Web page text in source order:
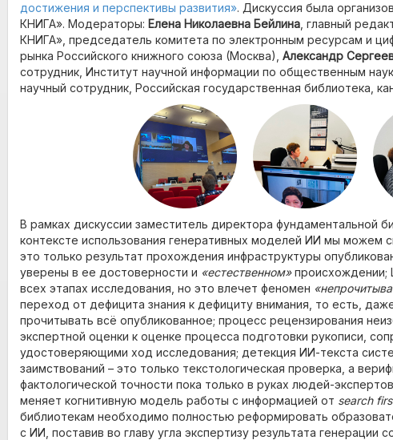
достижения и перспективы развития». Дискуссия была
КНИГА». Модераторы: Елена Николаевна Бейлина , главный
КНИГА», председатель комитета по электронным ресурсам и
рынка Российского книжного союза (Москва), Александр
сотрудник, Институт научной информации по общественным
научный сотрудник, Российская государственная библиотека,
В рамках дискуссии заместитель директора фундаментальной
контексте использования генеративных моделей ИИ мы можем
это только результат прохождения инфраструктуры
уверены в ее достоверности и «естественном»происхождении;
всех этапах исследования, но это влечет феномен
переход от дефицита знания к дефициту внимания, то есть,
прочитывать всё опубликованное; процесс рецензирования
экспертной оценки к оценке процесса подготовки рукописи,
удостоверяющими ход исследования; детекция ИИ-текста
заимствований – это только текстологическая проверка, а
фактологической точности пока только в руках людей-
меняет когнитивную модель работы с информацией от search
библиотекам необходимо полностью реформировать
с ИИ, поставив во главу угла экспертизу результата генерации